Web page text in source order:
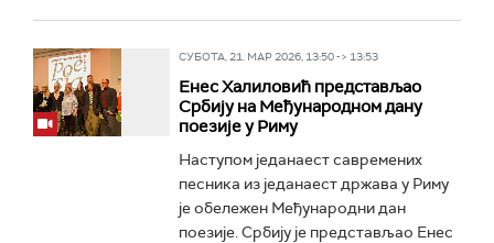
СУБОТА, 21. МАР 2026, 13:50 -> 13:53
Енес Халиловић представљао
Србију на Међународном дану
поезије у Риму
Наступом једанаест савремених
песника из једанаест држава у Риму
је обележен Међународни дан
поезије. Србију је представљао Енес